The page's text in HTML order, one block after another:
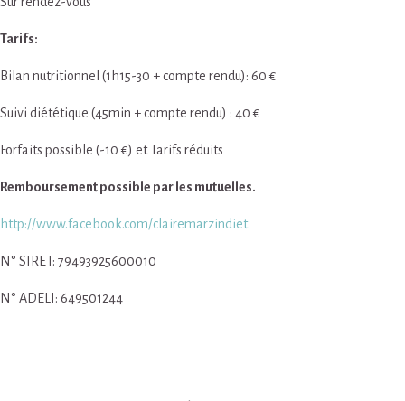
Tarifs:
Bilan nutritionnel (1h15-30 + compte rendu): 60 €
Suivi diététique (45min + compte rendu) : 40 €
Forfaits possible (-10 €) et Tarifs réduits
Remboursement possible par les mutuelles.
http://www.facebook.com/clairemarzindiet
N° SIRET: 79493925600010
N° ADELI: 649501244